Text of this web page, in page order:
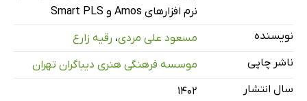
فصل 6: مطالب تکمیلی
نرم افزارهای Amos و Smart PLS
نویسنده
مسعود علی مردی، رقیه زارع
ناشر چاپی
موسسه فرهنگی هنری دیباگران تهران
سال انتشار
۱۴۰۲